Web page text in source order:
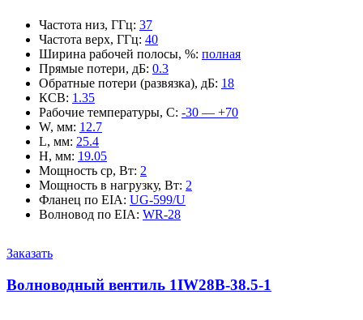
Частота низ, ГГц: 37
Частота верх, ГГц: 40
Ширина рабочей полосы, %: полная
Прямые потери, дБ: 0.3
Обратные потери (развязка), дБ: 18
КСВ: 1.35
Рабочие температуры, С: -30 — +70
W, мм: 12.7
L, мм: 25.4
H, мм: 19.05
Мощность ср, Вт: 2
Мощность в нагрузку, Вт: 2
Фланец по EIA: UG-599/U
Волновод по EIA: WR-28
Заказать
Волноводный вентиль 1IW28B-38.5-1